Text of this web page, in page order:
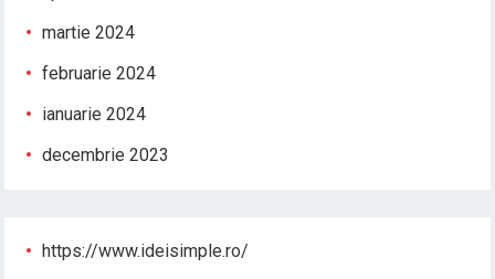
martie 2024
februarie 2024
ianuarie 2024
decembrie 2023
https://www.ideisimple.ro/